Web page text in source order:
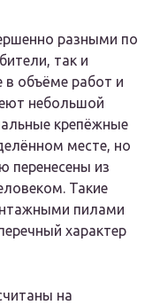
разными по
так и
в объёме работ и
небольшой
крепёжные
месте, но
перенесены из
Такие
пилами
характер
на